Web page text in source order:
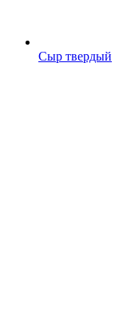
Сыр твердый